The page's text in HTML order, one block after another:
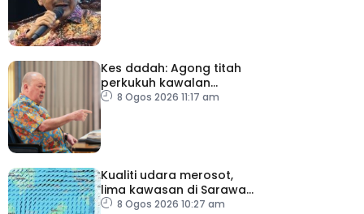
Kes dadah: Agong titah
perkukuh kawalan
lapangan terbang, pintu
8 Ogos 2026 11:17 am
Kualiti udara merosot,
lima kawasan di Sarawak
catat IPU tidak sihat
8 Ogos 2026 10:27 am